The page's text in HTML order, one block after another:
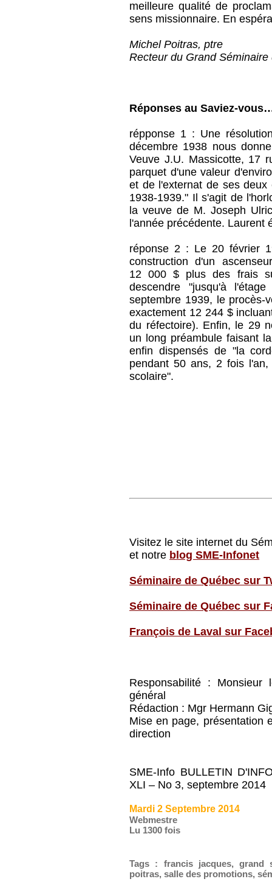
meilleure qualité de
sens missionnaire. En
Michel Poitras, ptre
Recteur du Grand Séminaire
Réponses au Saviez-
répponse 1 : Une
décembre 1938 nous
Veuve J.U. Massicotte, 17
parquet d'une valeur
et de l'externat de ses deux
1938-1939." Il s'agit de
la veuve de M. Joseph
l'année précédente. Laurent
réponse 2 : Le 20 février
construction d'un
12 000 $ plus des frais
descendre "jusqu'à
septembre 1939, le procès-
exactement 12 244 $
du réfectoire). Enfin, le 29
un long préambule faisant
enfin dispensés de "la
pendant 50 ans, 2 fois
scolaire".
Visitez le site internet du
et notre blog SME-Infonet
Séminaire de Québec sur
Séminaire de Québec sur
François de Laval sur
Responsabilité : Monsieur
général
Rédaction : Mgr Hermann
Mise en page, présentation
direction
SME-Info BULLETIN
XLI – No 3, septembre 2014
Mardi 2 Septembre 2014
Webmestre
Lu 1300 fois
Tags : francis jacques, grand
poitras,salle des promotions,